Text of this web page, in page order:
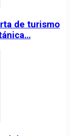
de turismo